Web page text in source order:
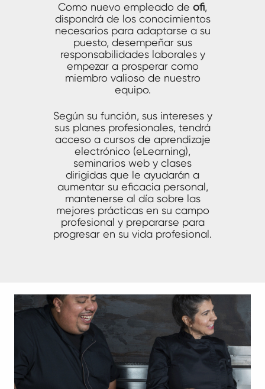
Como nuevo empleado de ofi,
dispondrá de los conocimientos
necesarios para adaptarse a su
puesto, desempeñar sus
responsabilidades laborales y
empezar a prosperar como
miembro valioso de nuestro
equipo.
Según su función, sus intereses y
sus planes profesionales, tendrá
acceso a cursos de aprendizaje
electrónico (eLearning),
seminarios web y clases
dirigidas que le ayudarán a
aumentar su eficacia personal,
mantenerse al día sobre las
mejores prácticas en su campo
profesional y prepararse para
progresar en su vida profesional.